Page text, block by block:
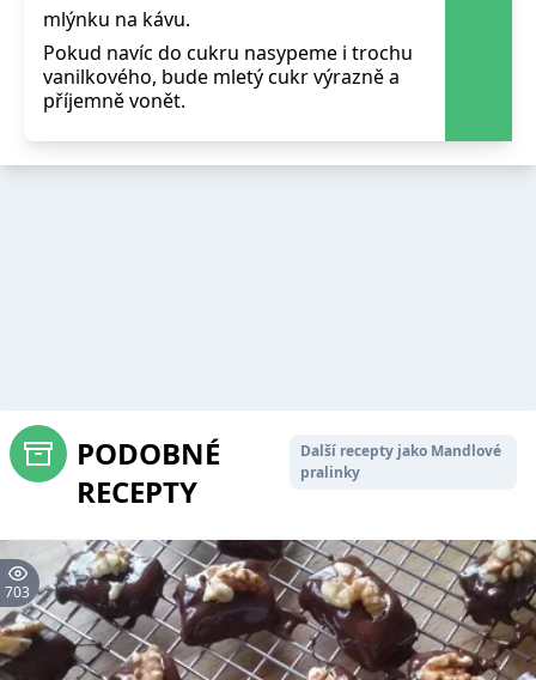
mlýnku na kávu.
Pokud navíc do cukru nasypeme i trochu
vanilkového, bude mletý cukr výrazně a
příjemně vonět.
PODOBNÉ
RECEPTY
Další recepty jako Mandlové
pralinky
703